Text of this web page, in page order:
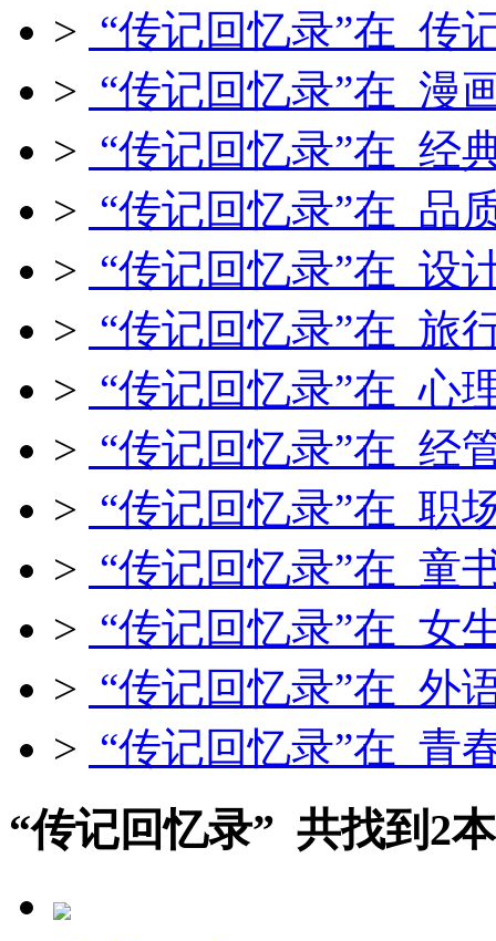
> “传记回忆录”在 传
> “传记回忆录”在 漫
> “传记回忆录”在 经
> “传记回忆录”在 品
> “传记回忆录”在 设
> “传记回忆录”在 旅
> “传记回忆录”在 心
> “传记回忆录”在 经
> “传记回忆录”在 职
> “传记回忆录”在 童
> “传记回忆录”在 女
> “传记回忆录”在 外
> “传记回忆录”在 青
“传记回忆录” 共找到2